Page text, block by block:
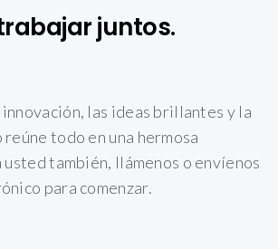
juntos.
innovación, las ideas brillantes y la
todo en una hermosa
usted también, llámenos o envíenos
para comenzar.